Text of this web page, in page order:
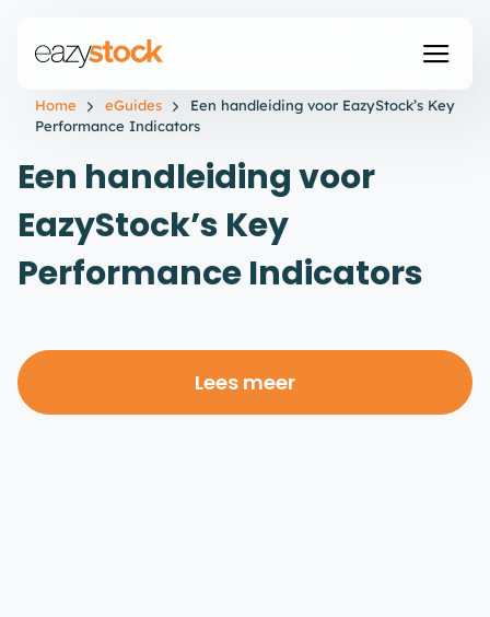
Home eGuides
Een handleiding voor EazyStock’s Key
Performance Indicators
Een handleiding voor
EazyStock’s Key
Performance Indicators
Lees meer